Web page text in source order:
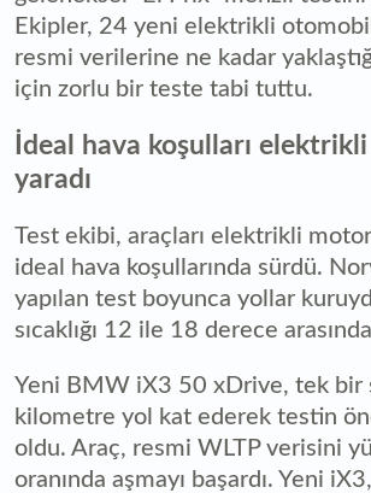
Ekipler, 24 yeni elektrikli
resmi verilerine ne kadar
için zorlu bir teste tabi tuttu.
İdeal hava koşulları
yaradı
Test ekibi, araçları elektrikli
ideal hava koşullarında sürdü.
yapılan test boyunca yollar
sıcaklığı 12 ile 18 derece
Yeni BMW iX3 50 xDrive, tek bir
kilometre yol kat ederek testin
oldu. Araç, resmi WLTP verisini
oranında aşmayı başardı. Yeni